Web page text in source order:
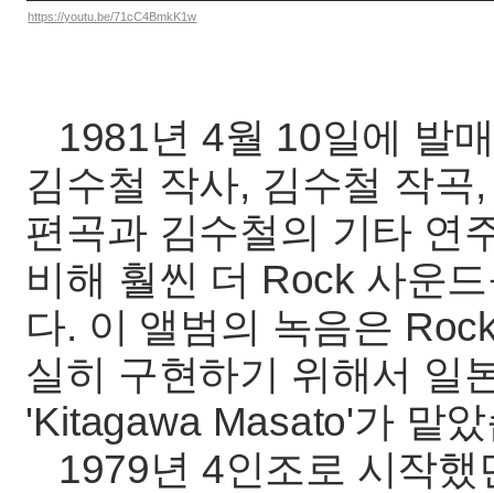
https://youtu.be/71cC4BmkK1w
1981년 4월 10일에 발
김수철 작사, 김수철 작
편곡과 김수철의 기타 연
비해 훨씬 더 Rock 사운
다. 이 앨범의 녹음은
실히 구현하기 위해서 일
'Kitagawa Masato'가 맡
1979년 4인조로 시작했